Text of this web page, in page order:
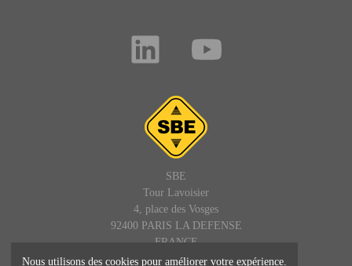
SBE
Tour Lavoisier
4, place des Vosges
92400 PARIS LA DEFENSE
FRANCE
Nous utilisons des cookies pour améliorer votre expérience.